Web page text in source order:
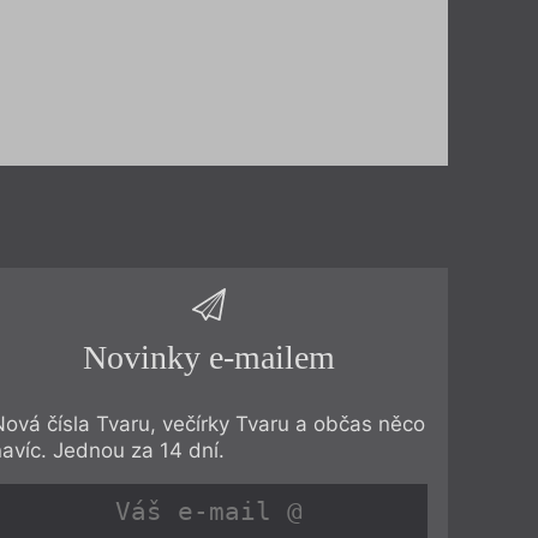
Novinky e-mailem
čísla Tvaru, večírky Tvaru a občas něco
Jednou za 14 dní.